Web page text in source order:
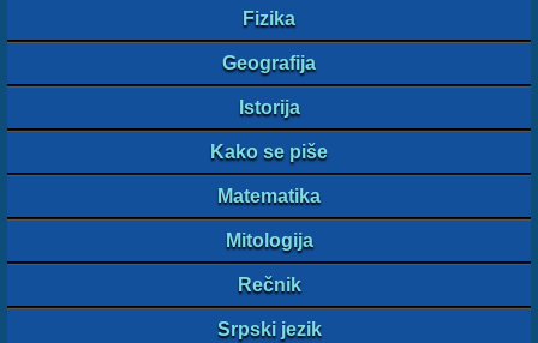
Fizika
Geografija
Istorija
Kako se piše
Matematika
Mitologija
Rečnik
Srpski jezik